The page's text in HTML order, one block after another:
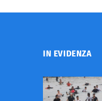
IN EVIDENZA